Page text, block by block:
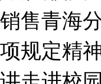
售青海
规定精